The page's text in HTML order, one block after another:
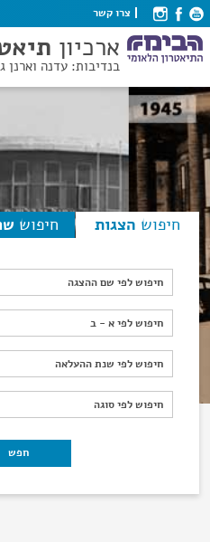
צרו קשר
ארכיון
בנדיבות: עדנה וארנן
חיפוש הצגות חיפוש
חיפוש לפי שם ההצגה
חיפוש לפי א - ב
חיפוש לפי א - ב
חיפוש לפי שנת ההעלאה
חיפוש לפי שנת ההעלאה
חיפוש לפי סוגה
חיפוש לפי סוגה
חפש